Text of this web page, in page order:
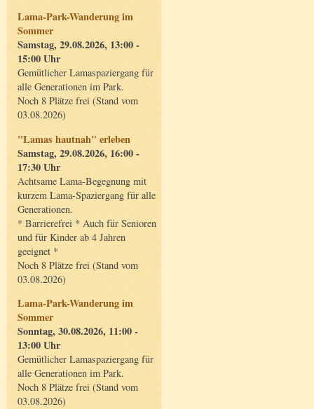
Lama-Park-Wanderung im
Sommer
Samstag, 29.08.2026, 13:00 -
15:00 Uhr
Gemütlicher Lamaspaziergang für
alle Generationen im Park.
Noch 8 Plätze frei (Stand vom
03.08.2026)
"Lamas hautnah" erleben
Samstag, 29.08.2026, 16:00 -
17:30 Uhr
Achtsame Lama-Begegnung mit
kurzem Lama-Spaziergang für alle
Generationen.
* Barrierefrei * Auch für Senioren
und für Kinder ab 4 Jahren
geeignet *
Noch 8 Plätze frei (Stand vom
03.08.2026)
Lama-Park-Wanderung im
Sommer
Sonntag, 30.08.2026, 11:00 -
13:00 Uhr
Gemütlicher Lamaspaziergang für
alle Generationen im Park.
Noch 8 Plätze frei (Stand vom
03.08.2026)